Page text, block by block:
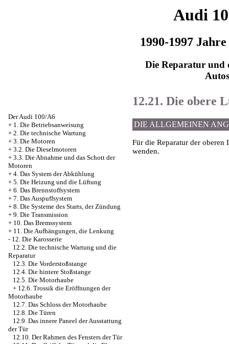
Audi
1990-1997
Die Reparatur und
Autos
Der Audi 100/A6
+ 1. Die Betriebsanweisung
+ 2. Die technische Wartung
+ 3. Die Motoren
+ 3.2. Die Dieselmotoren
+ 3.3. Die Abnahme und das Schott der
Motoren
+ 4. Das System der Abkühlung
+ 5. Die Heizung und die Lüftung
+ 6. Das Brennstoffsystem
+ 7. Das Auspuffsystem
+ 8. Die Systeme des Starts, der Zündung
+ 9. Die Transmission
+ 10. Das Bremssystem
+ 11. Die Aufhängungen, die Lenkung
- 12. Die Karosserie
12.2. Die technische Wartung und die
Reparatur
12.3. Die Vorderstoßstange
12.4. Die hintere Stoßstange
12.5. Die Motorhaube
+ 12.6. Trossik die Eröffnungen der
Motorhaube
12.7. Das Schloss der Motorhaube
12.8. Die Türen
12.9. Das innere Paneel der Ausstattung
der Tür
12.10. Der Rahmen des Fensters der Tür
12.21. Die obere
DIE ALLGEMEINEN
Für die Reparatur der oberen
wenden.